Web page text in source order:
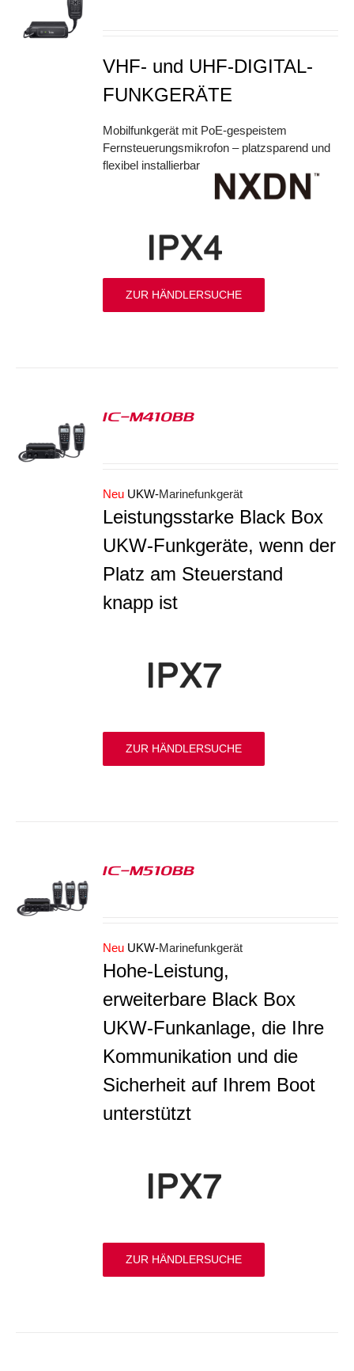
VHF- und UHF-DIGITAL-
FUNKGERÄTE
Mobilfunkgerät mit PoE-gespeistem
Fernsteuerungsmikrofon – platzsparend und
flexibel installierbar
ZUR HÄNDLERSUCHE
IC-M410BB
Neu UKW-Marinefunkgerät
Leistungsstarke Black Box
UKW-Funkgeräte, wenn der
Platz am Steuerstand
knapp ist
ZUR HÄNDLERSUCHE
IC-M510BB
Neu UKW-Marinefunkgerät
Hohe-Leistung,
erweiterbare Black Box
UKW-Funkanlage, die Ihre
Kommunikation und die
Sicherheit auf Ihrem Boot
unterstützt
ZUR HÄNDLERSUCHE